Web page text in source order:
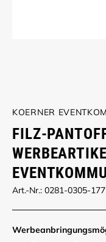
KOERNER
FILZ-
Art.-Nr.: 0281-0305-